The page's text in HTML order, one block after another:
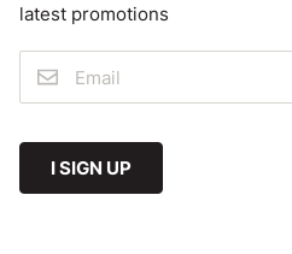
latest promotions
I SIGN UP